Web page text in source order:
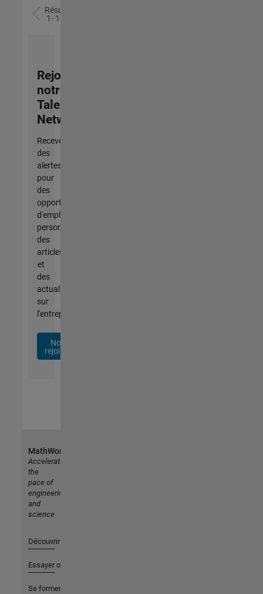
Résultats
1- 1 de
Rejoignez
notre
Talent
Network
Recevez
des
alertes
pour
des
opportunités
d'emploi
personnalisées,
des
articles
et
des
actualités
sur
l'entreprise.
Nous
rejoindre
MathWorks
Accelerating
the
pace of
engineering
and
science
Découvrir les produits
Essayer ou acheter
Se former